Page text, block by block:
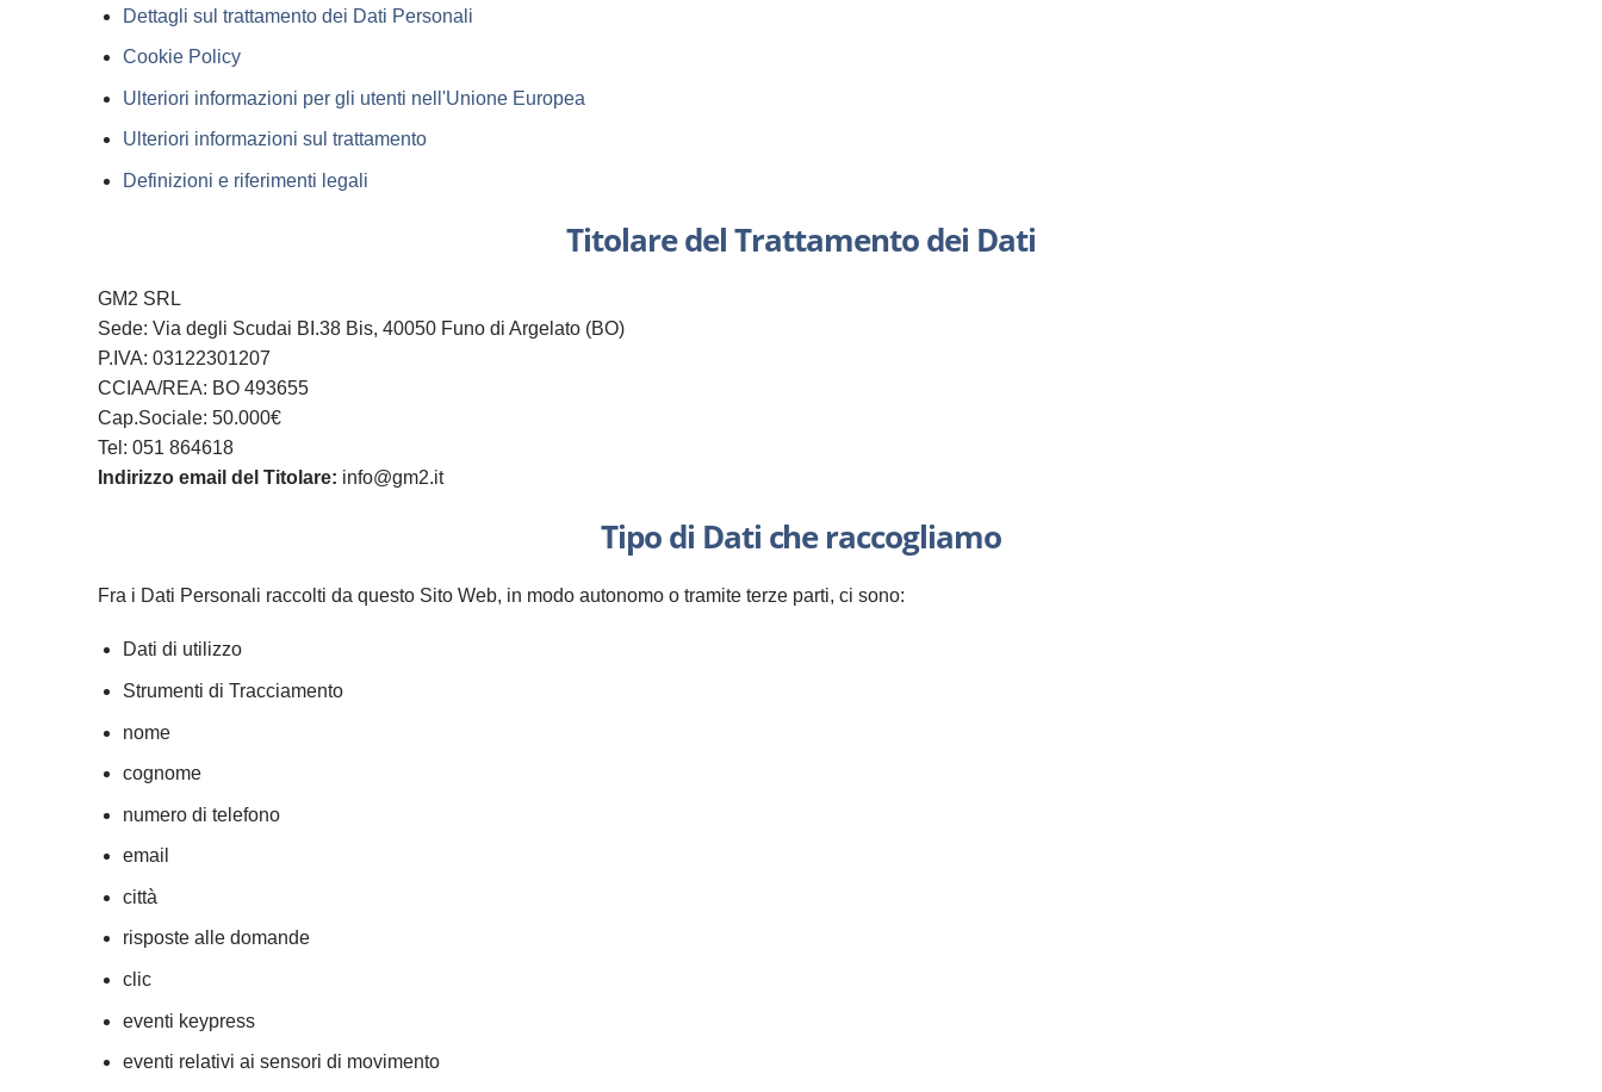
Dettagli sul trattamento dei Dati Personali
Cookie Policy
Ulteriori informazioni per gli utenti nell'Unione Europea
Ulteriori informazioni sul trattamento
Definizioni e riferimenti legali
Titolare del Trattamento dei Dati
GM2 SRL
Sede: Via degli Scudai BI.38 Bis, 40050 Funo di Argelato (BO)
P.IVA: 03122301207
CCIAA/REA: BO 493655
Cap.Sociale: 50.000€
Tel: 051 864618
Indirizzo email del Titolare: info@gm2.it
Tipo di Dati che raccogliamo
Fra i Dati Personali raccolti da questo Sito Web, in modo autonomo o tramite terze parti, ci sono:
Dati di utilizzo
Strumenti di Tracciamento
nome
cognome
numero di telefono
email
città
risposte alle domande
clic
eventi keypress
eventi relativi ai sensori di movimento